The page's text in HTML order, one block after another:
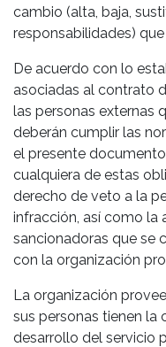
cambio (alta, baja,
responsabilidades)
De acuerdo con lo
asociadas al contrato
las personas externas
deberán cumplir las
el presente
cualquiera de estas
derecho de veto a la
infracción, así como la
sancionadoras que se
con la organización
La organización
sus personas tienen la
desarrollo del servicio